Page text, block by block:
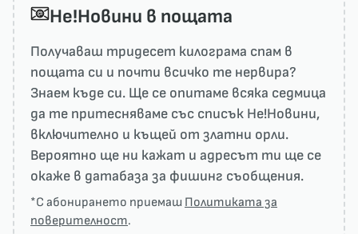
He!Новини в пощата
Получаваш тридесет килограма спам в
пощата си и почти всичко те нервира?
Знаем къде си. Ще се опитаме всяка седмица
да те притесняваме със списък He!Новини,
включително и къщей от златни орли.
Вероятно ще ни кажат и адресът ти ще се
окаже в датабаза за фишинг съобщения.
*С абонирането приемаш Политиката за
поверителност.